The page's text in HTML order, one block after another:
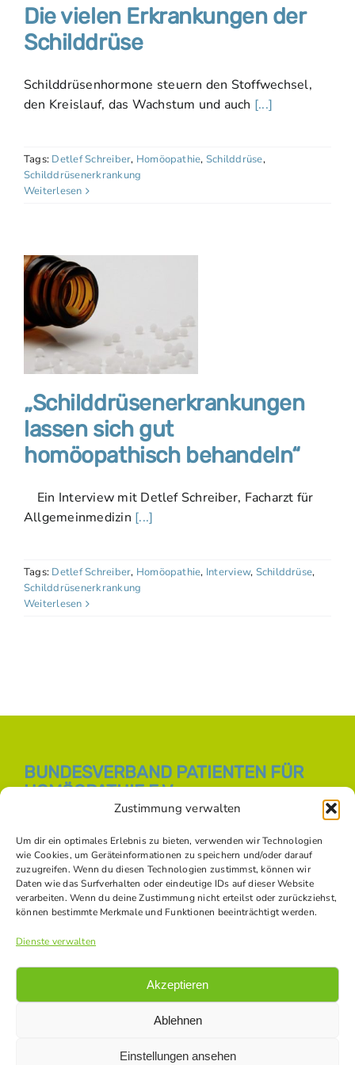
Zustimmung verwalten
Um dir ein optimales Erlebnis zu bieten, verwenden wir Technologien
wie Cookies, um Geräteinformationen zu speichern und/oder darauf
zuzugreifen. Wenn du diesen Technologien zustimmst, können wir
Daten wie das Surfverhalten oder eindeutige IDs auf dieser Website
verarbeiten. Wenn du deine Zustimmung nicht erteilst oder zurückziehst,
können bestimmte Merkmale und Funktionen beeinträchtigt werden.
Dienste verwalten
Akzeptieren
Ablehnen
Einstellungen ansehen
Die vielen Erkrankungen der
Schilddrüse
Schilddrüsenhormone steuern den Stoffwechsel,
den Kreislauf, das Wachstum und auch [...]
Tags: Detlef Schreiber, Homöopathie, Schilddrüse,
Schilddrüsenerkrankung
Weiterlesen
„Schilddrüsenerkrankungen
lassen sich gut
homöopathisch behandeln“
Ein Interview mit Detlef Schreiber, Facharzt für
Allgemeinmedizin [...]
Tags: Detlef Schreiber, Homöopathie, Interview, Schilddrüse,
Schilddrüsenerkrankung
Weiterlesen
BUNDESVERBAND PATIENTEN FÜR
HOMÖOPATHIE E.V.
E-Mail:
info [at] bph-online.de
Webseite:Homöopathie Online
SOZIALE NETZWERKE